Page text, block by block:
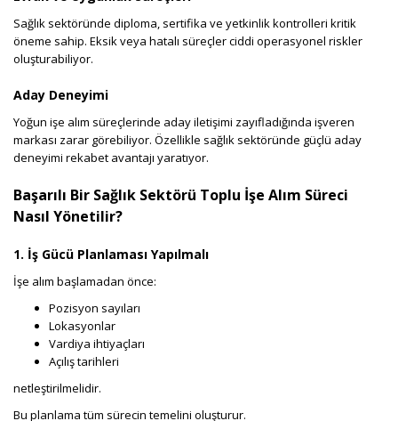
Sağlık sektöründe diploma, sertifika ve yetkinlik kontrolleri kritik
öneme sahip. Eksik veya hatalı süreçler ciddi operasyonel riskler
oluşturabiliyor.
Aday Deneyimi
Yoğun işe alım süreçlerinde aday iletişimi zayıfladığında işveren
markası zarar görebiliyor. Özellikle sağlık sektöründe güçlü aday
deneyimi rekabet avantajı yaratıyor.
Başarılı Bir Sağlık Sektörü Toplu İşe Alım Süreci
Nasıl Yönetilir?
1. İş Gücü Planlaması Yapılmalı
İşe alım başlamadan önce:
Pozisyon sayıları
Lokasyonlar
Vardiya ihtiyaçları
Açılış tarihleri
netleştirilmelidir.
Bu planlama tüm sürecin temelini oluşturur.